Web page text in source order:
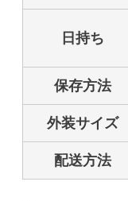
日持ち
保存方法
外装サイズ
配送方法